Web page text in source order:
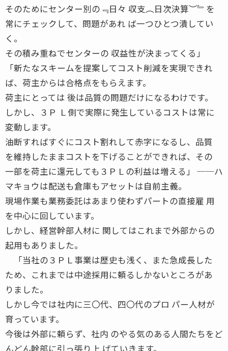
そのためにセンター別の﹃日々 収支︵日次決算︶﹄を
常にチェックして、問題があれ ば一つひとつ潰してい
く。
その積み重ねでセンターの 収益性が決まってくる」
「新たなスキームを提案してコスト削減を実現できれ
ば、荷主からは合格点をもらえます。
荷主にとっては 後は品質の問題だけになるわけです。
しかし、３Ｐ Ｌ側で実際に発生しているコストは常に
変動します。
油断すればすぐにコスト割れして赤字になるし、品質
を維持したままコストを下げることができれば、その
一部を荷主に還元しても３ＰＬの利益は増える」 ──ハ
マキョウは配送も倉庫もアセットは自前主義。
現場作業も業務委託はあまり使わずパートの直接雇 用
を中心に回しています。
しかし、経営幹部人材に 関してはこれまで外部からの
起用もありました。
「当社の３ＰＬ事業は歴史も浅く、また急成長した
ため、これまでは中途採用に頼るしかないところがあ
りました。
しかし今では社内に三〇代、四〇代のプロ パー人材が
育っています。
今後は外部に頼らず、社内 のやる気のある人間たちをど
んどん幹部に引っ張り上 げていきます。